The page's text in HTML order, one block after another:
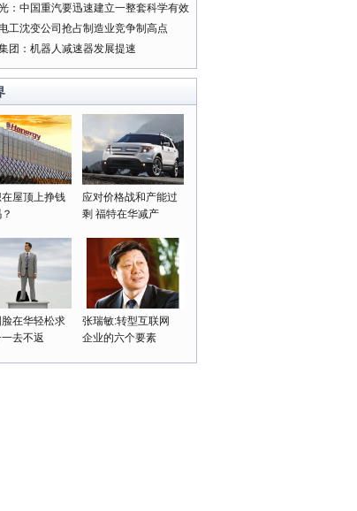
的企业
：中国重汽要迅速建立一整套科学有效
体系
工沈变公司抢占制造业竞争制高点
团：机器人减速器发展提速
屋顶上挣钱
应对价格战和产能过
剩 福特在华减产
在华轻松求
去不返
张瑞敏:转型互联网
企业的六个要素